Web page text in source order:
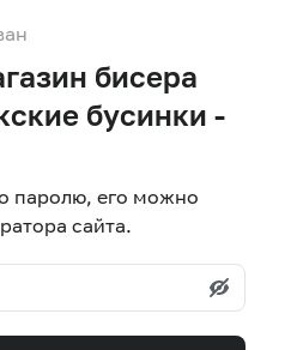
бисера
бусинки -
паролю, его можно
сайта.